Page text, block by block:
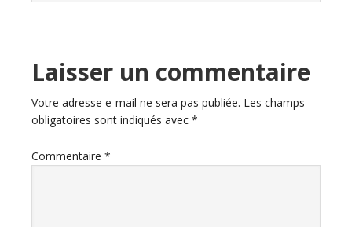
Laisser un commentaire
Votre adresse e-mail ne sera pas publiée. Les champs
obligatoires sont indiqués avec *
Commentaire *